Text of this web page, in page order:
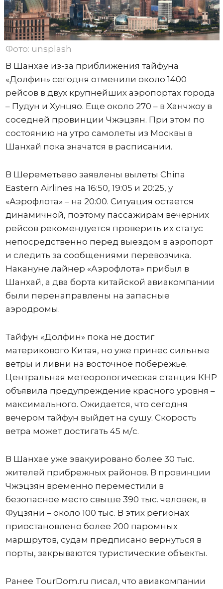
Фото: unsplash
В Шанхае из-за приближения тайфуна
«Долфин» сегодня отменили около 1400
рейсов в двух крупнейших аэропортах города
– Пудун и Хунцяо. Еще около 270 – в Ханчжоу в
соседней провинции Чжэцзян. При этом по
состоянию на утро самолеты из Москвы в
Шанхай пока значатся в расписании.
В Шереметьево заявлены вылеты China
Eastern Airlines на 16:50, 19:05 и 20:25, у
«Аэрофлота» – на 20:00. Ситуация остается
динамичной, поэтому пассажирам вечерних
рейсов рекомендуется проверить их статус
непосредственно перед выездом в аэропорт
и следить за сообщениями перевозчика.
Накануне лайнер «Аэрофлота» прибыл в
Шанхай, а два борта китайской авиакомпании
были перенаправлены на запасные
аэродромы.
Тайфун «Долфин» пока не достиг
материкового Китая, но уже принес сильные
ветры и ливни на восточное побережье.
Центральная метеорологическая станция КНР
объявила предупреждение красного уровня –
максимального. Ожидается, что сегодня
вечером тайфун выйдет на сушу. Скорость
ветра может достигать 45 м/с.
В Шанхае уже эвакуировано более 30 тыс.
жителей прибрежных районов. В провинции
Чжэцзян временно переместили в
безопасное место свыше 390 тыс. человек, в
Фуцзяни – около 100 тыс. В этих регионах
приостановлено более 200 паромных
маршрутов, судам предписано вернуться в
порты, закрываются туристические объекты.
Ранее TourDom.ru писал, что авиакомпании